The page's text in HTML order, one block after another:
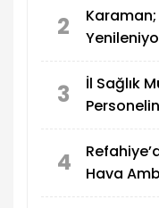
2
Karaman;
3
İl Sağlık
4
Hava